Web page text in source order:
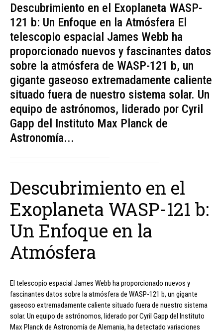
Descubrimiento en el Exoplaneta WASP-
121 b: Un Enfoque en la Atmósfera El
telescopio espacial James Webb ha
proporcionado nuevos y fascinantes datos
sobre la atmósfera de WASP-121 b, un
gigante gaseoso extremadamente caliente
situado fuera de nuestro sistema solar. Un
equipo de astrónomos, liderado por Cyril
Gapp del Instituto Max Planck de
Astronomía...
Descubrimiento en el
Exoplaneta WASP-121 b:
Un Enfoque en la
Atmósfera
El telescopio espacial James Webb ha proporcionado nuevos y
fascinantes datos sobre la atmósfera de WASP-121 b, un gigante
gaseoso extremadamente caliente situado fuera de nuestro sistema
solar. Un equipo de astrónomos, liderado por Cyril Gapp del Instituto
Max Planck de Astronomía de Alemania, ha detectado variaciones